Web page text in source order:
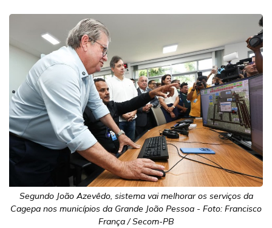
Segundo João Azevêdo, sistema vai melhorar os serviços da
Cagepa nos municípios da Grande João Pessoa - Foto: Francisco
França / Secom-PB